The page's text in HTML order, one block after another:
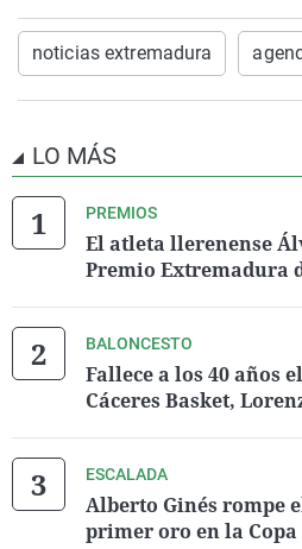
noticias extremadura
LO MÁS
PREMIOS
El atleta llerenense
Premio Extremadura
BALONCESTO
Fallece a los 40 años
Cáceres Basket,
ESCALADA
Alberto Ginés rompe
primer oro en la Copa